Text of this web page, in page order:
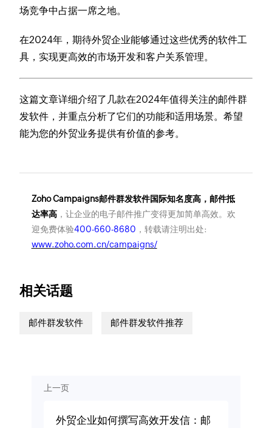
场竞争中占据一席之地。
在2024年，期待外贸企业能够通过这些优秀的软件工
具，实现更高效的市场开发和客户关系管理。
这篇文章详细介绍了几款在2024年值得关注的邮件群
发软件，并重点分析了它们的功能和适用场景。希望
能为您的外贸业务提供有价值的参考。
Zoho Campaigns邮件群发软件国际知名度高，邮件抵
达率高，让企业的电子邮件推广变得更加简单高效。欢
迎免费体验400-660-8680 ，转载请注明出处:
www.zoho.com.cn/campaigns/
相关话题
邮件群发软件 邮件群发软件推荐
上一页
外贸企业如何撰写高效开发信：邮